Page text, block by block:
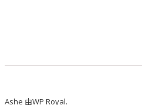
Ashe 由WP Royal.